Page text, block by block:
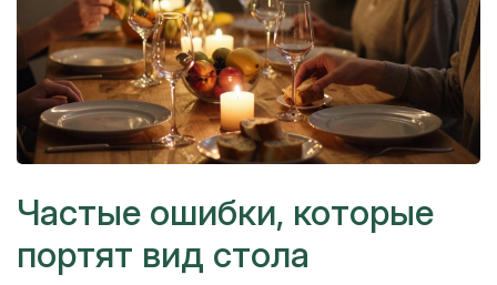
Частые ошибки, которые
портят вид стола